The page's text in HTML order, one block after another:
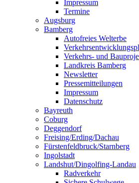
Impressum
Termine
Augsburg
Bamberg
Autofreies Welterbe
Verkehrs- und
Landkreis Bamberg
Newsletter
Pressemitteilungen
Impressum
Datenschutz
Bayreuth
Coburg
Deggendorf
Freising/Erding/Dachau
Fürstenfeldbruck/Starnberg
Ingolstadt
Landshut/Dingolfing-Landau
Radverkehr